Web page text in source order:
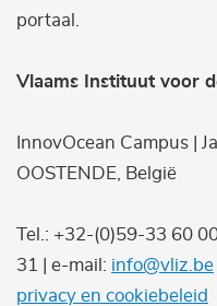
portaal.
Vlaams Instituut voor
InnovOcean Campus |
OOSTENDE, België
Tel.: +32-(0)59-33 60
31 | e-mail: info@vliz.be
privacy en cookiebeleid